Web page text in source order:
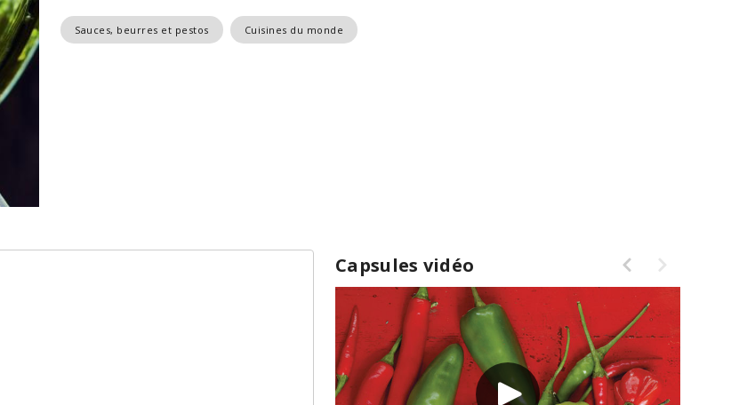
Sauces, beurres et pestos Cuisines du monde
Capsules vidéo